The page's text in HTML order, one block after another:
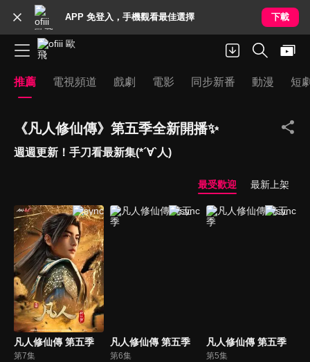
APP 免登入，手機觀看最佳選擇 下載
推薦 電視頻道 戲劇 電影 同步新番 動漫 短
《凡人修仙傳》第五季全新開播✨
週週更新！手刀看最新集(*´∀`人)
最受歡迎 最新上架
凡人修仙傳 第五季
第7集
凡人修仙傳 第五季
第6集
凡人修仙傳 第五季
第5集